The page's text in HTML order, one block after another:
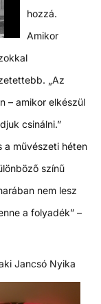
hozzá.
Amikor
„Az
– amikor elkészül
csinálni.”
a művészeti héten
színű
nem lesz
a folyadék” –
Jancsó Nyika